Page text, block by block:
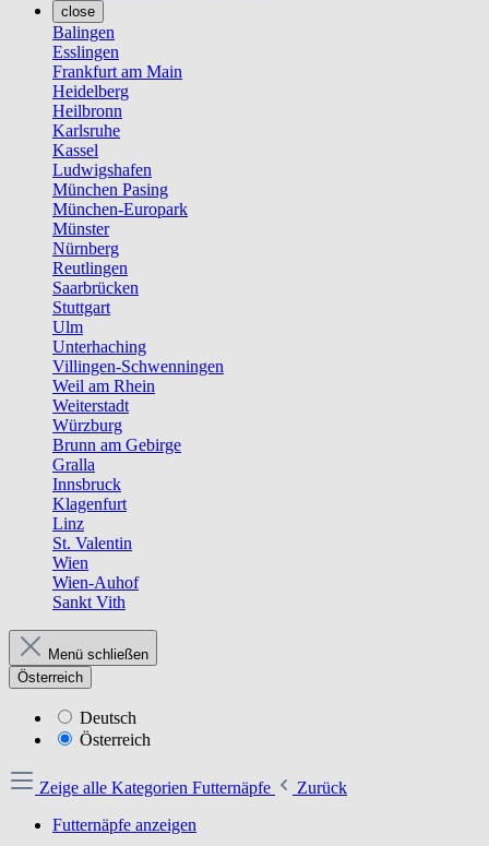
close
Balingen
Esslingen
Frankfurt am Main
Heidelberg
Heilbronn
Karlsruhe
Kassel
Ludwigshafen
München Pasing
München-Europark
Münster
Nürnberg
Reutlingen
Saarbrücken
Stuttgart
Ulm
Unterhaching
Villingen-Schwenningen
Weil am Rhein
Weiterstadt
Würzburg
Brunn am Gebirge
Gralla
Innsbruck
Klagenfurt
Linz
St. Valentin
Wien
Wien-Auhof
Sankt Vith
Menü schließen
Österreich
Deutsch
Österreich
Zeige alle Kategorien Futternäpfe
Zurück
Futternäpfe anzeigen